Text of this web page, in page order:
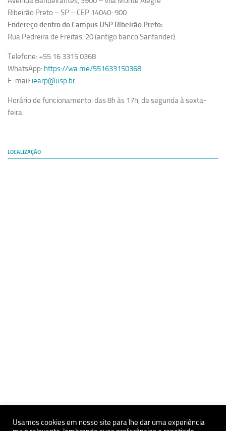
Ribeirão Preto – SP – CEP 14040-900
Endereço dentro do Campus USP Ribeirão Preto:
Rua Pedreira de Freitas, 20 (antigo banco Santander).
Telefone: +55 16 3315.0368
WhatsApp: https://wa.me/551633150368
E-mail: iearp@usp.br
Horário de funcionamento: das 8h às 17h, de segunda à sexta-
feira.
LOCALIZAÇÃO
Usamos cookies em nosso site para lhe dar uma experiência